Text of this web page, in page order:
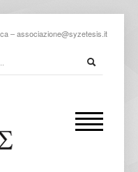
–associazione@syzetesis.it